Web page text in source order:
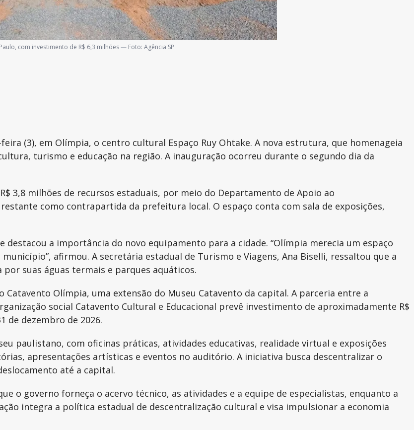
com investimento de R$ 6,3 milhões— Foto: Agência SP
(3), em Olímpia, o centro cultural Espaço Ruy Ohtake. A nova estrutura, que homenageia
turismo e educação na região. A inauguração ocorreu durante o segundo dia da
3,8 milhões de recursos estaduais, por meio do Departamento de Apoio ao
como contrapartida da prefeitura local. O espaço conta com sala de exposições,
a importância do novo equipamento para a cidade. “Olímpia merecia um espaço
afirmou. A secretária estadual de Turismo e Viagens, Ana Biselli, ressaltou que a
suas águas termais e parques aquáticos.
Olímpia, uma extensão do Museu Catavento da capital. A parceria entre a
social Catavento Cultural e Educacional prevê investimento de aproximadamente R$
de dezembro de 2026.
paulistano, com oficinas práticas, atividades educativas, realidade virtual e exposições
apresentações artísticas e eventos no auditório. A iniciativa busca descentralizar o
até a capital.
o governo forneça o acervo técnico, as atividades e a equipe de especialistas, enquanto a
integra a política estadual de descentralização cultural e visa impulsionar a economia